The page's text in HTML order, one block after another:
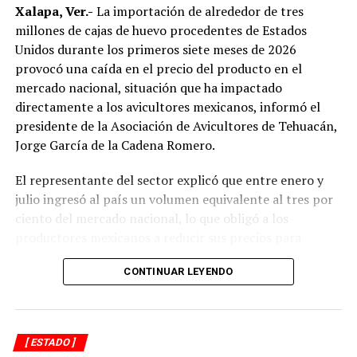
señalaron que un grupo de profesores ha manifestado
su inconformidad con el proceso de revisión, al
considerar que las investigaciones podrían afectar
intereses al interior de la institución.
De acuerdo con esos testimonios, el grupo identificado
comoMovimiento Estatal UPAV, integrado
públicamente por Verónica Sánchez Ramos, Mauricio
Ivette Lara Barradas, Roberto Ibáñez y Carlos Enrique
Sierra, ha cuestionado las acciones emprendidas por las
autoridades universitarias y estatales.
informado la conclusión de las investigaciones ni la
emisión de sanciones o resoluciones específicas. El
proceso de regularización continúa conforme a los
mientras el Gobierno del Estado sostiene que el objetivo
Xalapa, Ver.- La importación de alrededor de tres
millones de cajas de huevo procedentes de Estados
Unidos durante los primeros siete meses de 2026
provocó una caída en el precio del producto en el
mercado nacional, situación que ha impactado
directamente a los avicultores mexicanos, informó el
presidente de la Asociación de Avicultores de Tehuacán,
Jorge García de la Cadena Romero.
El representante del sector explicó que entre enero y
julio ingresó al país un volumen equivalente al tres por
ciento del mercado nacional, lo que obligó a los
mantenerse competitivos frente al producto importado.
de tres millones de cajas de huevo, lo que representa
cerca del tres por ciento del mercado nacional”, indicó.
CONTINUAR LEYENDO
[ ESTADO ]